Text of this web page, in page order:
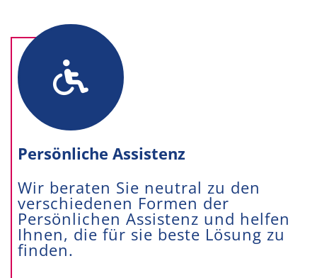
Persönliche Assistenz
Wir beraten Sie neutral zu den
verschiedenen Formen der
Persönlichen Assistenz und helfen
Ihnen, die für sie beste Lösung zu
finden.